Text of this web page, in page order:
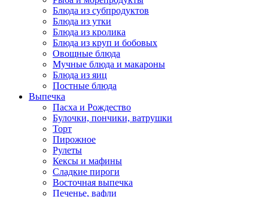
Блюда из субпродуктов
Блюда из утки
Блюда из кролика
Блюда из круп и бобовых
Овощные блюда
Мучные блюда и макароны
Блюда из яиц
Постные блюда
Выпечка
Пасха и Рождество
Булочки, пончики, ватрушки
Торт
Пирожное
Рулеты
Кексы и мафины
Сладкие пироги
Восточная выпечка
Печенье, вафли